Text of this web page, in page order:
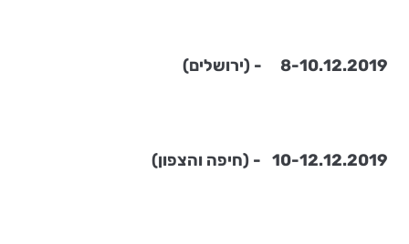
8-10.12.2019 - (ירושלים)
10-12.12.2019 - (חיפה והצפון)